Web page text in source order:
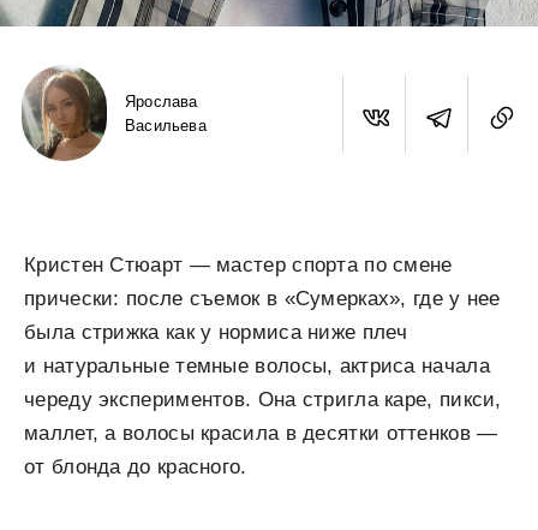
Ярослава
Васильева
Кристен Стюарт — мастер спорта по смене
прически: после съемок в «Сумерках», где у нее
была стрижка как у нормиса ниже плеч
и натуральные темные волосы, актриса начала
череду экспериментов. Она стригла каре, пикси,
маллет, а волосы красила в десятки оттенков —
от блонда до красного.